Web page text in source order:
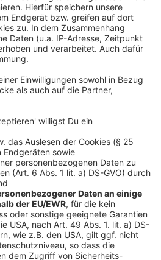
Wohnformen zu gewinnen.
zu den Projekten und
online auf der Website der
offenen Wohnprojekts:
Münster: